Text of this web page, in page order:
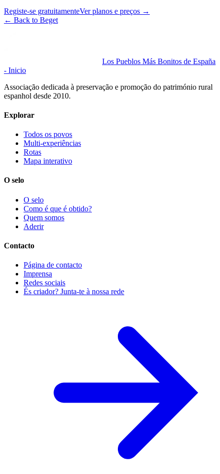
Registe-se gratuitamenteVer planos e preços →
← Back to Beget
Los Pueblos Más Bonitos de España
- Inicio
Associação dedicada à preservação e promoção do património rural
espanhol desde 2010.
Explorar
Todos os povos
Multi-experiências
Rotas
Mapa interativo
O selo
O selo
Como é que é obtido?
Quem somos
Aderir
Contacto
Página de contacto
Imprensa
Redes sociais
És criador? Junta-te à nossa rede